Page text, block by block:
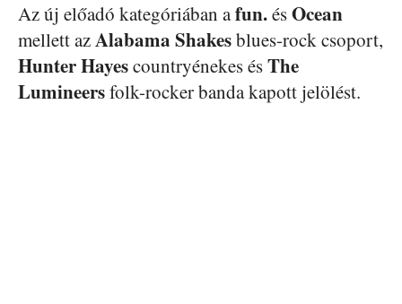
Az új előadó kategóriában afun.ésOcean
mellett azAlabama Shakesblues-rock csoport,
Hunter Hayescountryénekes ésThe
Lumineersfolk-rocker banda kapott jelölést.